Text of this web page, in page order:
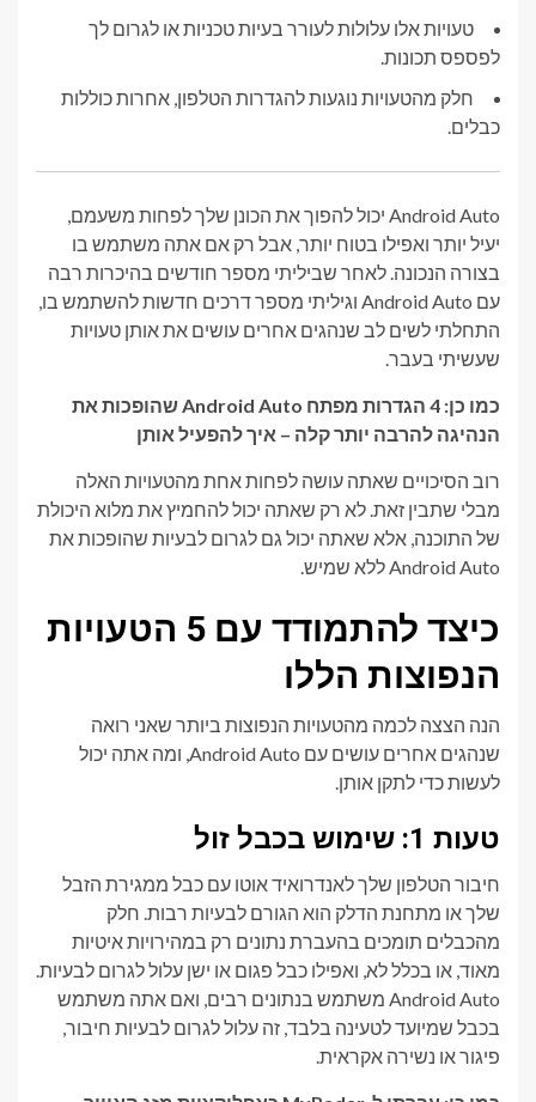
טעויות אלו עלולות לעורר בעיות טכניות או לגרום לך
לפספס תכונות.
חלק מהטעויות נוגעות להגדרות הטלפון, אחרות כוללות
כבלים.
Android Auto יכול להפוך את הכונן שלך לפחות משעמם,
יעיל יותר ואפילו בטוח יותר, אבל רק אם אתה משתמש בו
בצורה הנכונה. לאחר שביליתי מספר חודשים בהיכרות רבה
עם Android Auto וגיליתי מספר דרכים חדשות להשתמש בו,
התחלתי לשים לב שנהגים אחרים עושים את אותן טעויות
שעשיתי בעבר.
כמו כן: 4 הגדרות מפתח Android Auto שהופכות את
הנהיגה להרבה יותר קלה – איך להפעיל אותן
רוב הסיכויים שאתה עושה לפחות אחת מהטעויות האלה
מבלי שתבין זאת. לא רק שאתה יכול להחמיץ את מלוא היכולת
של התוכנה, אלא שאתה יכול גם לגרום לבעיות שהופכות את
Android Auto ללא שמיש.
כיצד להתמודד עם 5 הטעויות
הנפוצות הללו
הנה הצצה לכמה מהטעויות הנפוצות ביותר שאני רואה
שנהגים אחרים עושים עם Android Auto, ומה אתה יכול
לעשות כדי לתקן אותן.
טעות 1: שימוש בכבל זול
חיבור הטלפון שלך לאנדרואיד אוטו עם כבל ממגירת הזבל
שלך או מתחנת הדלק הוא הגורם לבעיות רבות. חלק
מהכבלים תומכים בהעברת נתונים רק במהירויות איטיות
מאוד, או בכלל לא, ואפילו כבל פגום או ישן עלול לגרום לבעיות.
Android Auto משתמש בנתונים רבים, ואם אתה משתמש
בכבל שמיועד לטעינה בלבד, זה עלול לגרום לבעיות חיבור,
פיגור או נשירה אקראית.